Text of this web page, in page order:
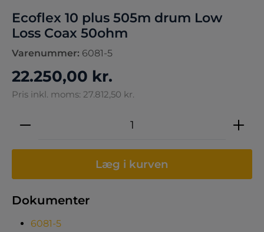
Varenummer: 6081-5
Ecoflex 10 plus 505m drum Low
Loss Coax 50ohm
22.250,00 kr.
Pris inkl. moms: 27.812,50 kr.
Produktmængde: Indtast den
Læg i kurven
Dokumenter
6081-5